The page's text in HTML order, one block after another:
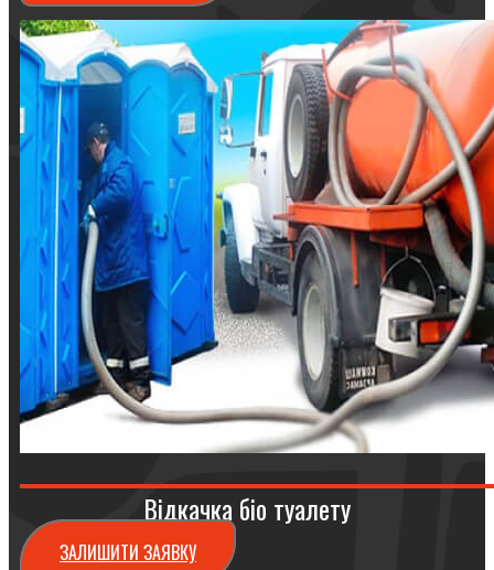
Відкачка біо туалету
ЗАЛИШИТИ ЗАЯВКУ